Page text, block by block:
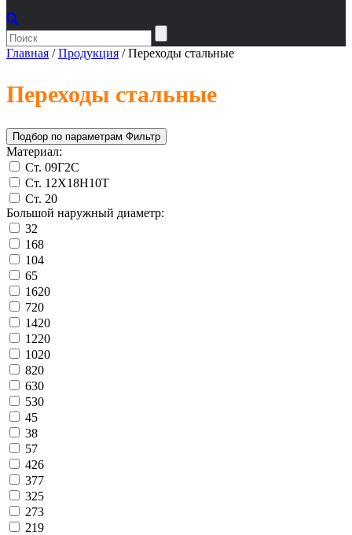
Главная /Продукция /Переходы стальные
Переходы стальные
Подбор по параметрам Фильтр
Материал:
Ст. 09Г2С
Ст. 12Х18Н10Т
Ст. 20
Большой наружный диаметр:
32
168
104
65
1620
720
1420
1220
1020
820
630
530
45
38
57
426
377
325
273
219